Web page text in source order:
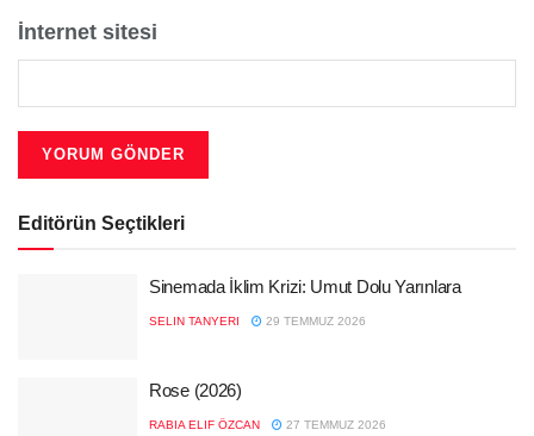
İnternet sitesi
Editörün Seçtikleri
Sinemada İklim Krizi: Umut Dolu Yarınlara
SELIN TANYERI 29 TEMMUZ 2026
Rose (2026)
RABIA ELIF ÖZCAN 27 TEMMUZ 2026